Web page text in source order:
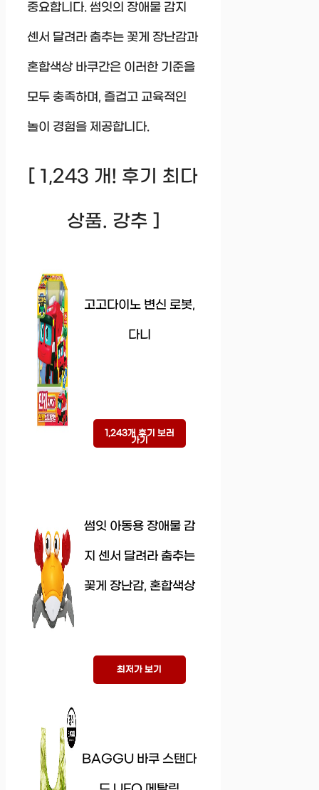
중요합니다. 썸잇의 장애물 감지
센서 달려라 춤추는 꽃게 장난감과
혼합색상 바쿠간은 이러한 기준을
모두 충족하며, 즐겁고 교육적인
놀이 경험을 제공합니다.
[ 1,243 개! 후기 최다
상품. 강추 ]
고고다이노 변신 로봇,
다니
1,243개 후기 보러
가기
썸잇 아동용 장애물 감
지 센서 달려라 춤추는
꽃게 장난감, 혼합색상
최저가 보기
BAGGU 바쿠 스탠다